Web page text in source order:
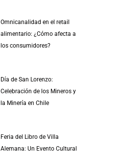
Omnicanalidad en el retail
alimentario: ¿Cómo afecta a
los consumidores?
Día de San Lorenzo:
Celebración de los Mineros y
la Minería en Chile
Feria del Libro de Villa
Alemana: Un Evento Cultural